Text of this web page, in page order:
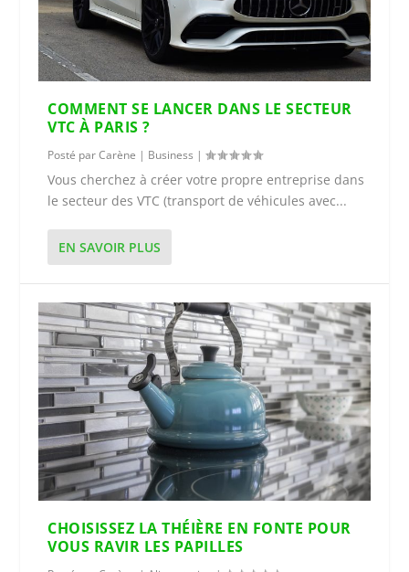
COMMENT SE LANCER DANS LE SECTEUR
VTC À PARIS ?
Posté parCarène | Business |
Vous cherchez à créer votre propre entreprise dans
le secteur des VTC (transport de véhicules avec...
EN SAVOIR PLUS
CHOISISSEZ LA THÉIÈRE EN FONTE POUR
VOUS RAVIR LES PAPILLES